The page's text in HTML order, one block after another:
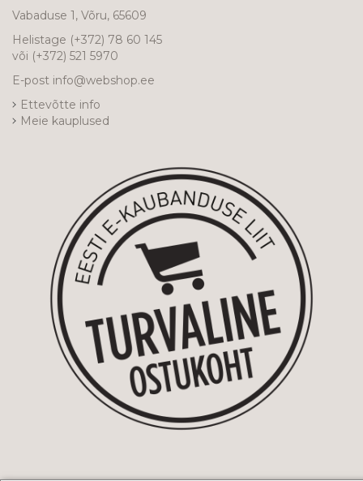
Vabaduse 1, Võru, 65609
Helistage (+372) 78 60 145
või (+372) 521 5970
E-post info@webshop.ee
Ettevõtte info
Meie kauplused